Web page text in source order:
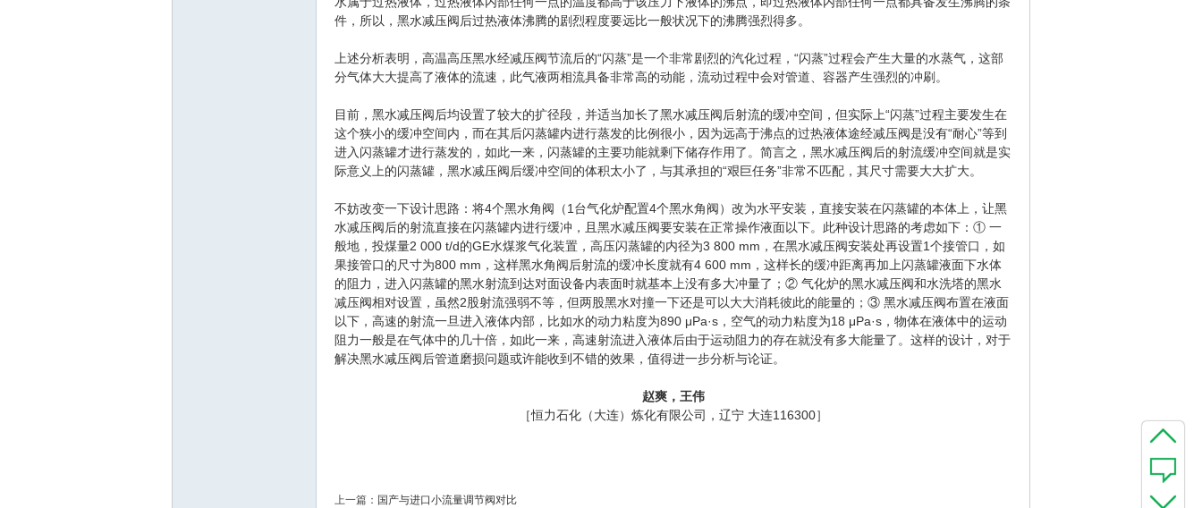
件，所以，黑水减压阀后过热液体沸腾的剧烈程度要远比一般状况下的沸腾强烈得多。
上述分析表明，高温高压黑水经减压阀节流后的“闪蒸”是一个非常剧烈的汽化过程，“闪蒸”过程会产生大量的水蒸气，这部
分气体大大提高了液体的流速，此气液两相流具备非常高的动能，流动过程中会对管道、容器产生强烈的冲刷。
目前，黑水减压阀后均设置了较大的扩径段，并适当加长了黑水减压阀后射流的缓冲空间，但实际上“闪蒸”过程主要发生在
这个狭小的缓冲空间内，而在其后闪蒸罐内进行蒸发的比例很小，因为远高于沸点的过热液体途经减压阀是没有“耐心”等到
进入闪蒸罐才进行蒸发的，如此一来，闪蒸罐的主要功能就剩下储存作用了。简言之，黑水减压阀后的射流缓冲空间就是实
际意义上的闪蒸罐，黑水减压阀后缓冲空间的体积太小了，与其承担的“艰巨任务”非常不匹配，其尺寸需要大大扩大。
不妨改变一下设计思路：将4个黑水角阀（1台气化炉配置4个黑水角阀）改为水平安装，直接安装在闪蒸罐的本体上，让黑
水减压阀后的射流直接在闪蒸罐内进行缓冲，且黑水减压阀要安装在正常操作液面以下。此种设计思路的考虑如下：① 一
般地，投煤量2 000 t/d的GE水煤浆气化装置，高压闪蒸罐的内径为3 800 mm，在黑水减压阀安装处再设置1个接管口，如
果接管口的尺寸为800 mm，这样黑水角阀后射流的缓冲长度就有4 600 mm，这样长的缓冲距离再加上闪蒸罐液面下水体
的阻力，进入闪蒸罐的黑水射流到达对面设备内表面时就基本上没有多大冲量了；② 气化炉的黑水减压阀和水洗塔的黑水
减压阀相对设置，虽然2股射流强弱不等，但两股黑水对撞一下还是可以大大消耗彼此的能量的；③ 黑水减压阀布置在液面
以下，高速的射流一旦进入液体内部，比如水的动力粘度为890 μPa·s，空气的动力粘度为18 μPa·s，物体在液体中的运动
阻力一般是在气体中的几十倍，如此一来，高速射流进入液体后由于运动阻力的存在就没有多大能量了。这样的设计，对于
解决黑水减压阀后管道磨损问题或许能收到不错的效果，值得进一步分析与论证。
赵爽，王伟
［恒力石化（大连）炼化有限公司，辽宁 大连116300］
上一篇： 国产与进口小流量调节阀对比